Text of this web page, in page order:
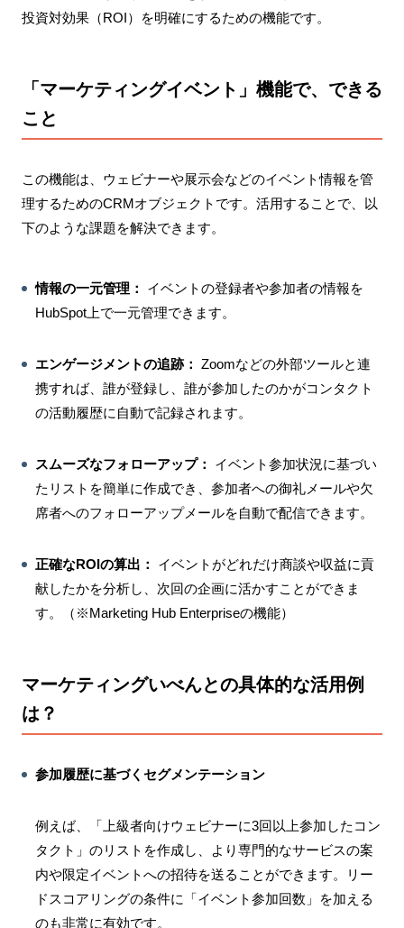
投資対効果（ROI）を明確にするための機能です。
「マーケティングイベント」機能で、できる
こと
この機能は、ウェビナーや展示会などのイベント情報を管
理するためのCRMオブジェクトです。活用することで、以
下のような課題を解決できます。
情報の一元管理：
イベントの登録者や参加者の情報を
HubSpot上で一元管理できます。
エンゲージメントの追跡： Zoomなどの外部ツールと連
携すれば、誰が登録し、誰が参加したのかがコンタクト
の活動履歴に自動で記録されます。
スムーズなフォローアップ：
イベント参加状況に基づい
たリストを簡単に作成でき、参加者への御礼メールや欠
席者へのフォローアップメールを自動で配信できます。
正確なROIの算出：
イベントがどれだけ商談や収益に貢
献したかを分析し、次回の企画に活かすことができま
す。（※Marketing Hub Enterpriseの機能）
マーケティングいべんとの具体的な活用例
は？
参加履歴に基づくセグメンテーション
例えば、「上級者向けウェビナーに3回以上参加したコン
タクト」のリストを作成し、より専門的なサービスの案
内や限定イベントへの招待を送ることができます。リー
ドスコアリングの条件に「イベント参加回数」を加える
のも非常に有効です。